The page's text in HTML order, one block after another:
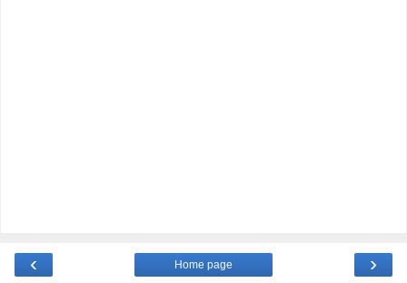
‹ ›
Home page